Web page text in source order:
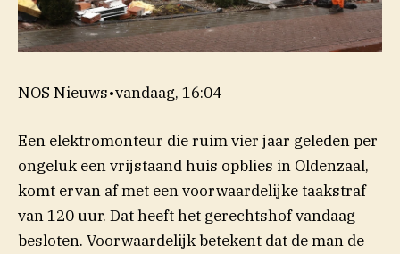
NOS Nieuws•vandaag, 16:04
Een elektromonteur die ruim vier jaar geleden per
ongeluk een vrijstaand huis opblies in Oldenzaal,
komt ervan af met een voorwaardelijke taakstraf
van 120 uur. Dat heeft het gerechtshof vandaag
besloten. Voorwaardelijk betekent dat de man de